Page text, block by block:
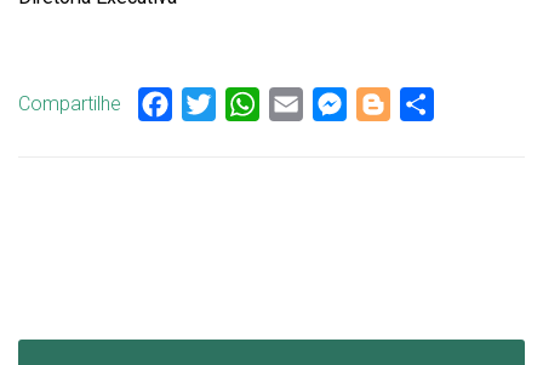
Compartilhe Facebook
TwitterWhatsApp
Email Messenger
Blogger